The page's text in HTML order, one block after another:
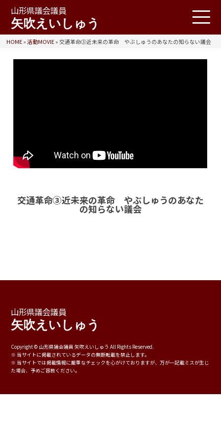
山形県議会議員
矢吹えいしゅう
HOME» 活動MOVIE»交通革命③近未来の革命 やぶしゅうのあなたの知らない議会
交通革命③近未来の革命 やぶしゅうのあなた
の知らない議会
山形県議会議員
矢吹えいしゅう
Copyright © ⼭形県議会議員 ⽮吹えいしゅう All Rights Reserved.
※ 当サイトに掲載されているデータの無断転載を禁⽌します。
※ 当サイトでは掲載情報に厳重なチェックを⼼がけておりますが、万が⼀記載ミスが⽣じ
た場合、予めご容赦ください。